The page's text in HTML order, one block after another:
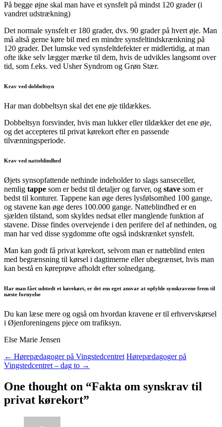
På begge øjne skal man have et synsfelt på mindst 120 grader (i
vandret udstrækning)
Det normale synsfelt er 180 grader, dvs. 90 grader på hvert øje. Man
må altså gerne køre bil med en mindre synsfeltindskrænkning på
120 grader. Det lumske ved synsfeltdefekter er midlertidig, at man
ofte ikke selv lægger mærke til dem, hvis de udvikles langsomt over
tid, som f.eks. ved Usher Syndrom og Grøn Stær.
Krav ved dobbeltsyn
Har man dobbeltsyn skal det ene øje tildækkes.
Dobbeltsyn forsvinder, hvis man lukker eller tildækker det ene øje,
og det accepteres til privat kørekort efter en passende
tilvænningsperiode.
Krav ved natteblindhed
Øjets synsopfattende nethinde indeholder to slags sanseceller,
nemlig tappe som er bedst til detaljer og farver, og stave som er
bedst til konturer. Tappene kan øge deres lysfølsomhed 100 gange,
og stavene kan øge deres 100.000 gange. Natteblindhed er en
sjælden tilstand, som skyldes nedsat eller manglende funktion af
stavene. Disse findes overvejende i den perifere del af nethinden, og
man har ved disse sygdomme ofte også indskrænket synsfelt.
Man kan godt få privat kørekort, selvom man er natteblind enten
med begrænsning til kørsel i dagtimerne eller ubegrænset, hvis man
kan bestå en køreprøve afholdt efter solnedgang.
Har man fået udstedt et kørekørt, er det ens eget ansvar at opfylde synskravene frem til
næste fornyelse
Du kan læse mere og også om hvordan kravene er til erhvervskørsel
i Øjenforeningens pjece om trafiksyn.
Else Marie Jensen
Indlægsnavigation
← Hørepædagoger på Vingstedcentret Hørepædagoger på
Vingstedcentret – dag to →
One thought on “Fakta om synskrav til
privat kørekort”